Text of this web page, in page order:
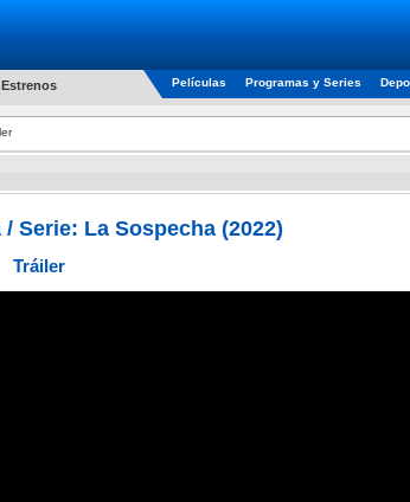
Estrenos Películas Programas y Series
Serie: La Sospecha (2022)
Tráiler